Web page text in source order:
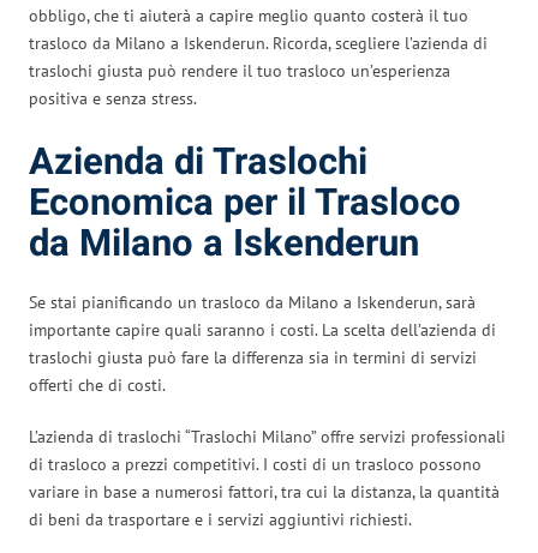
obbligo, che ti aiuterà a capire meglio quanto costerà il tuo
trasloco da Milano a Iskenderun. Ricorda, scegliere l’azienda di
traslochi giusta può rendere il tuo trasloco un’esperienza
positiva e senza stress.
Azienda di Traslochi
Economica per il Trasloco
da Milano a Iskenderun
Se stai pianificando un trasloco da Milano a Iskenderun, sarà
importante capire quali saranno i costi. La scelta dell’azienda di
traslochi giusta può fare la differenza sia in termini di servizi
offerti che di costi.
L’azienda di traslochi “Traslochi Milano” offre servizi professionali
di trasloco a prezzi competitivi. I costi di un trasloco possono
variare in base a numerosi fattori, tra cui la distanza, la quantità
di beni da trasportare e i servizi aggiuntivi richiesti.